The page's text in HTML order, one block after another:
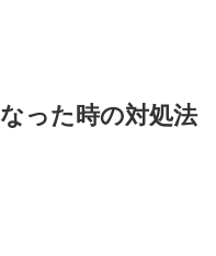
った時の対処法